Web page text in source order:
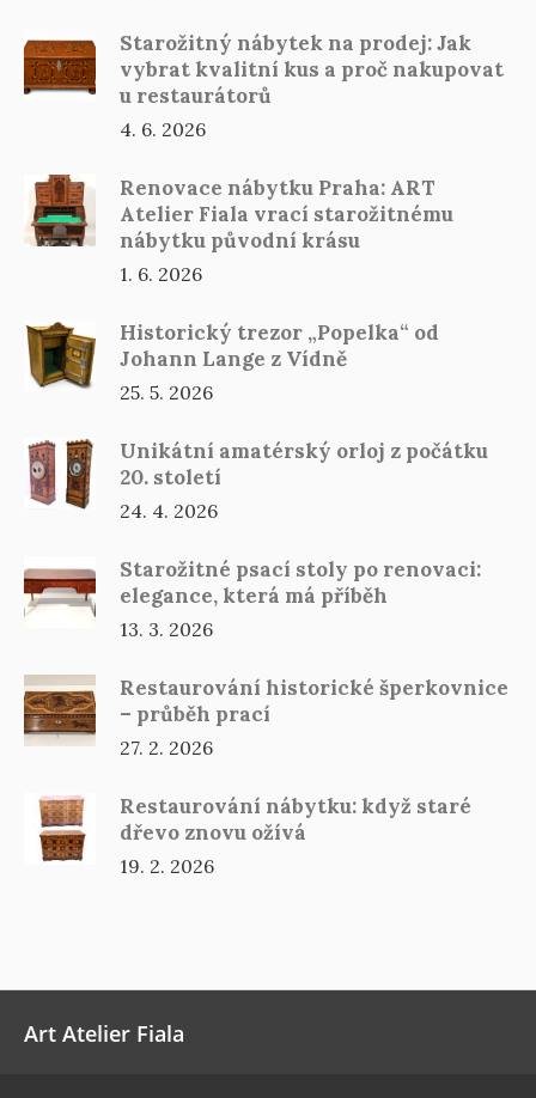
Starožitný nábytek na prodej: Jak
vybrat kvalitní kus a proč nakupovat
u restaurátorů
4. 6. 2026
Renovace nábytku Praha: ART
Atelier Fiala vrací starožitnému
nábytku původní krásu
1. 6. 2026
Historický trezor „Popelka“ od
Johann Lange z Vídně
25. 5. 2026
Unikátní amatérský orloj z počátku
20. století
24. 4. 2026
Starožitné psací stoly po renovaci:
elegance, která má příběh
13. 3. 2026
Restaurování historické šperkovnice
– průběh prací
27. 2. 2026
Restaurování nábytku: když staré
dřevo znovu ožívá
19. 2. 2026
Art Atelier Fiala